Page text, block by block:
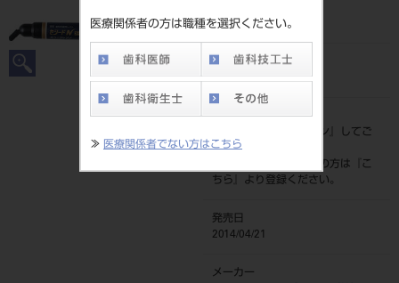
医療関係者の方は職種を選択ください。
≫ 医療関係者でない方はこちら
202430460
JAN/EANコード
標準価格
ログイン
』してご
覧ください。
ネット会員登録がまだの方は『
こ
ちら
』より登録ください。
発売日
2014/04/21
メーカー